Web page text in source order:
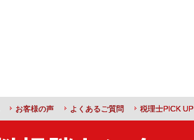
お客様の声 よくあるご質問 税理士PICK UP